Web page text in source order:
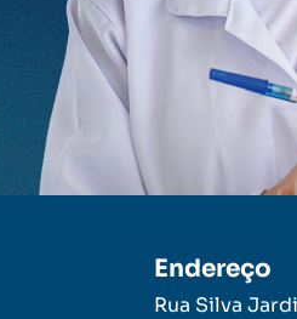
Endereço
Rua Silva